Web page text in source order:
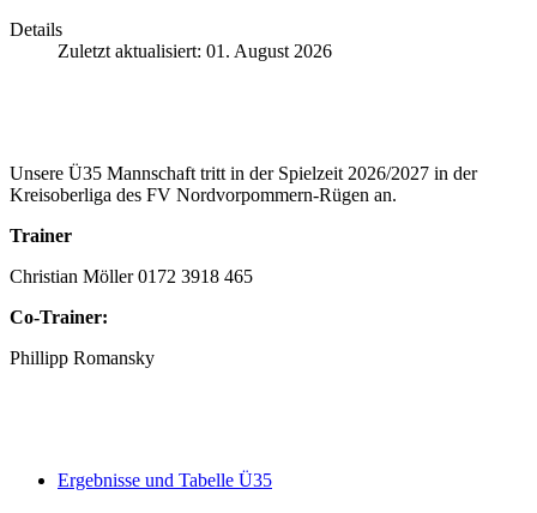
Details
Zuletzt aktualisiert: 01. August 2026
Unsere Ü35 Mannschaft tritt in der Spielzeit 2026/2027 in der
Kreisoberliga des FV Nordvorpommern-Rügen an.
Trainer
Christian Möller 0172 3918 465
Co-Trainer:
Phillipp Romansky
Ergebnisse und Tabelle Ü35